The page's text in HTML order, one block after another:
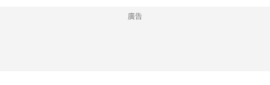
廣告